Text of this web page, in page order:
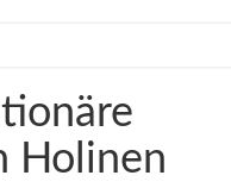
Holinen